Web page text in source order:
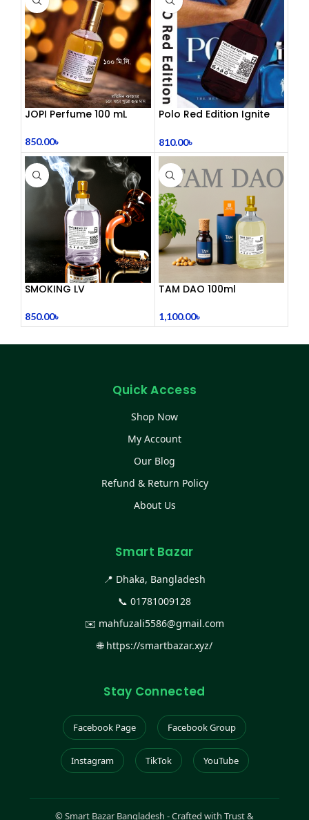
JOPI Perfume 100 mL
850.00৳
Polo Red Edition Ignite
810.00৳
SMOKING LV
850.00৳
TAM DAO 100ml
1,100.00৳
Quick Access
Shop Now
My Account
Our Blog
Refund & Return Policy
About Us
Smart Bazar
📍 Dhaka, Bangladesh
📞 01781009128
✉️ mahfuzali5586@gmail.com
🌐 https://smartbazar.xyz/
Stay Connected
Facebook Page Facebook Group
Instagram TikTok YouTube
©Smart Bazar Bangladesh - Crafted with Trust &